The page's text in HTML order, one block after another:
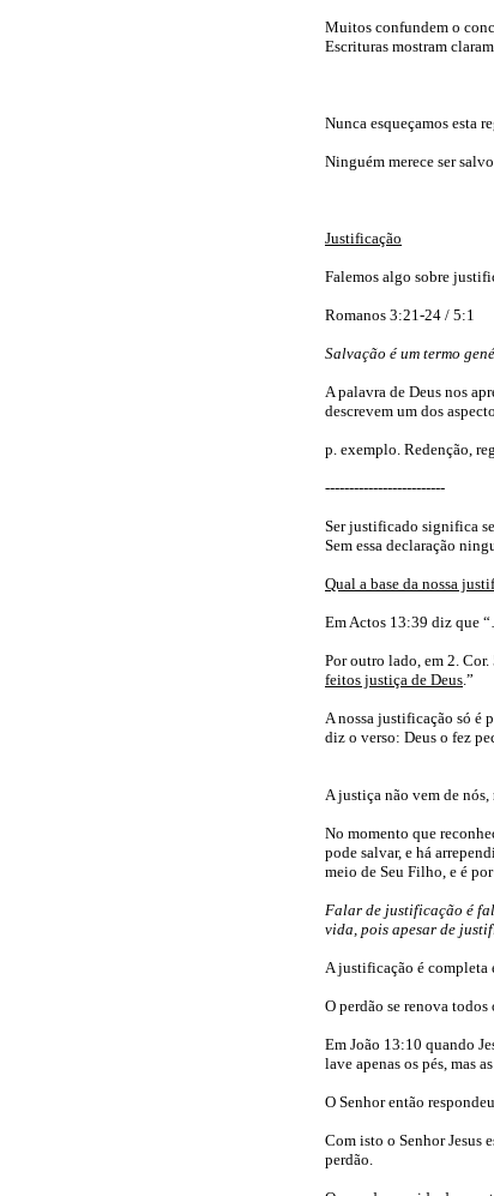
Muitos confundem o
Escrituras mostram
Nunca esqueçamos esta
Ninguém merece ser
Justificação
Falemos algo sobre
Romanos 3:21-24 / 5:1
Salvação é um termo
A palavra de Deus nos
descrevem um dos
p. exemplo. Redenção,
-------------------------
Ser justificado significa
Sem essa declaração
Qual a base da nossa
Em Actos 13:39 diz que
Por outro lado, em 2.
feitos justiça de Deus.”
A nossa justificação só é
diz o verso: Deus o fez
A justiça não vem de nós,
No momento que
pode salvar, e há
meio de Seu Filho, e é
Falar de justificação é
vida, pois apesar de
A justificação é completa
O perdão se renova
Em João 13:10 quando
lave apenas os pés, mas
O Senhor então
Com isto o Senhor Jesus
perdão.